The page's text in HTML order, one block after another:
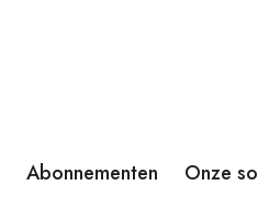
Abonnementen Onze